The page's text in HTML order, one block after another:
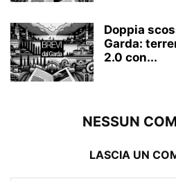
Doppia
Garda:
2.0 con...
NESSUN
LASCIA UN